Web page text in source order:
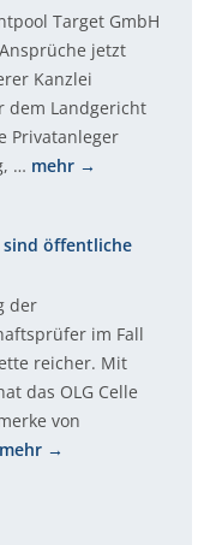
Target GmbH
jetzt
Kanzlei
dem Landgericht
Privatanleger
… mehr
sind öffentliche
der
im Fall
reicher. Mit
das OLG Celle
von
mehr